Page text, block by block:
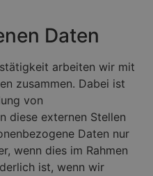
Daten
arbeiten wir mit
zusammen. Dabei ist
von
diese externen Stellen
Daten nur
wenn dies im Rahmen
ist, wenn wir